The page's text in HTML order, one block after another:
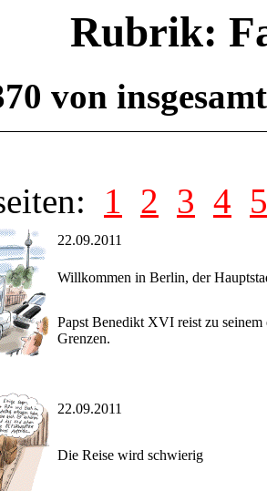
Rubrik:
von
1 2 3 4 5
22.09.2011
Willkommen in Berlin, der
Papst Benedikt XVI reist zu seinem
Grenzen.
22.09.2011
Die Reise wird schwierig